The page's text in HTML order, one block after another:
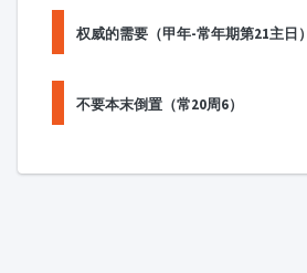
权威的需要（甲年-常年期第21主日）
不要本末倒置（常20周6）